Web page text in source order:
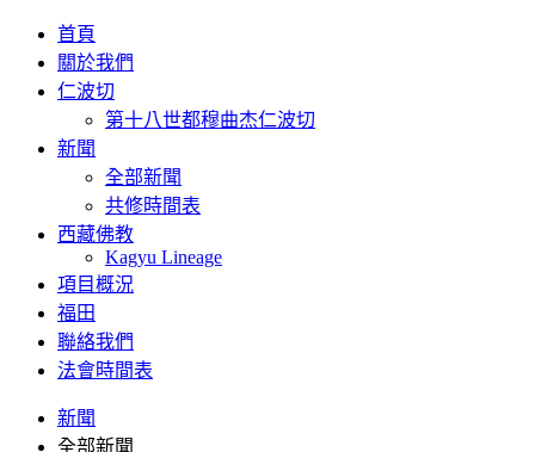
首頁
關於我們
仁波切
第十八世都穆曲杰仁波切
新聞
全部新聞
共修時間表
西藏佛教
Kagyu Lineage
項目概況
福田
聯絡我們
法會時間表
新聞
全部新聞